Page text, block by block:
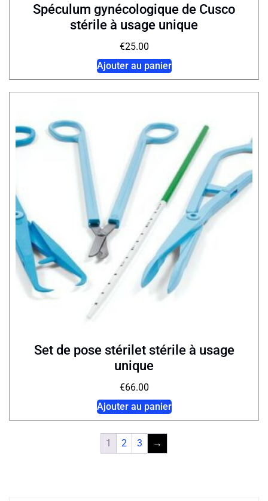
Spéculum gynécologique de Cusco
stérile à usage unique
€25.00
Ajouter au panier
Set de pose stérilet stérile à usage
unique
€66.00
Ajouter au panier
1 2 3 →